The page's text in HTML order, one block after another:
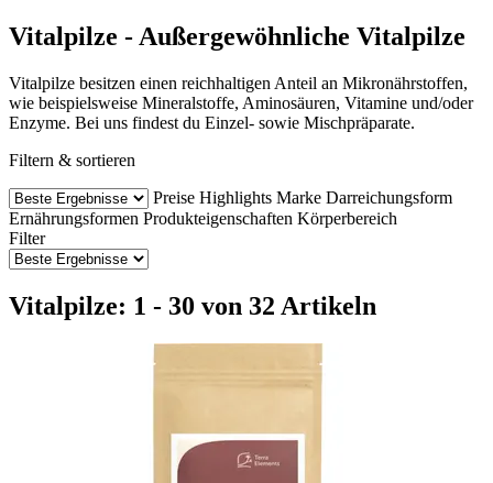
Vitalpilze - Außergewöhnliche Vitalpilze
Vitalpilze besitzen einen reichhaltigen Anteil an Mikronährstoffen,
wie beispielsweise Mineralstoffe, Aminosäuren, Vitamine und/oder
Enzyme. Bei uns findest du Einzel- sowie Mischpräparate.
Filtern & sortieren
Preise Highlights Marke Darreichungsform
Ernährungsformen Produkteigenschaften Körperbereich
Filter
Vitalpilze: 1 - 30 von 32 Artikeln